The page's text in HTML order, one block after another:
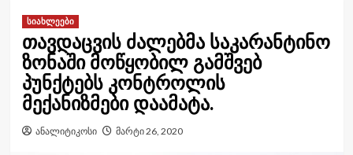
სიახლეები
თავდაცვის ძალებმა საკარანტინო
ზონაში მოწყობილ გამშვებ
პუნქტებს კონტროლის
მექანიზმები დაამატა.
ანალიტიკოსი მარტი 26, 2020